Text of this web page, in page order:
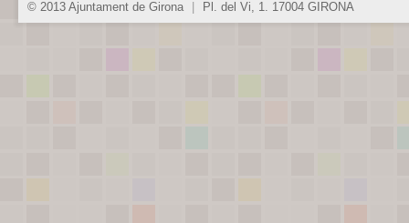
© 2013 Ajuntament de Girona Pl. del Vi, 1. 17004 GIRONA